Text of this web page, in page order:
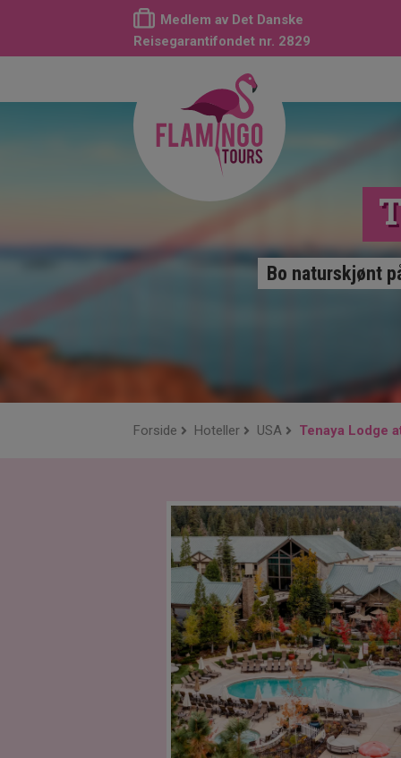
Medlem av Det Danske
Reisegarantifondet nr. 2829
Bo naturskjønt
Forside Hoteller USA Tenaya Lodge